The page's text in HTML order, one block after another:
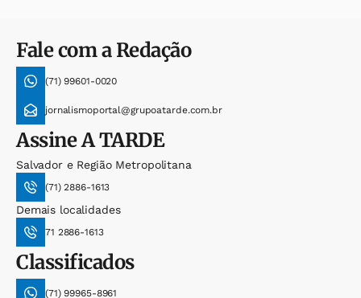
Fale com a Redação
(71) 99601-0020
jornalismoportal@grupoatarde.com.br
AssineA TARDE
Salvador e Região Metropolitana
(71) 2886-1613
Demais localidades
71 2886-1613
Classificados
(71) 99965-8961